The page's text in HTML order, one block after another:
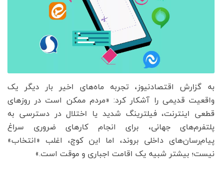
به گزارش اقتصادنیوز، تجربه ماه‌های اخیر بار دیگر یک
واقعیت قدیمی را آشکار کرد: «مردم ممکن است در روزهای
قطعی اینترنت، فیلترینگ شدید یا اختلال در دسترسی به
پلتفرم‌های جهانی، برای انجام کارهای ضروری سراغ
پیام‌رسان‌های داخلی بروند، اما این کوچ، اغلب «انتخاب»
نیست؛ بیشتر شبیه یک اقامت اجباری و موقت است.»